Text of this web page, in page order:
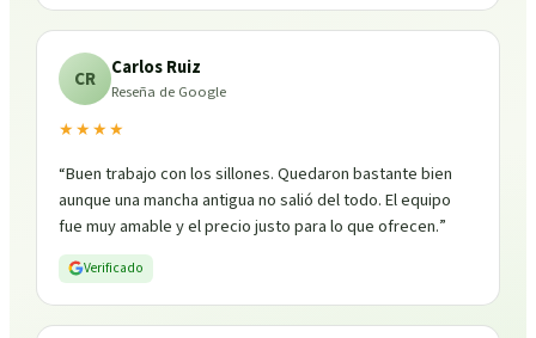
CR Carlos Ruiz
Reseña de Google
★★★★
“Buen trabajo con los sillones. Quedaron bastante bien
aunque una mancha antigua no salió del todo. El equipo
fue muy amable y el precio justo para lo que ofrecen.”
Verificado